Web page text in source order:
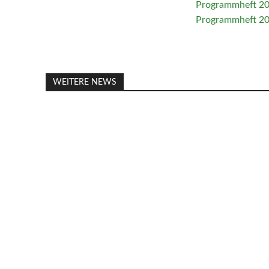
Programmheft
Programmheft
WEITERE NEWS